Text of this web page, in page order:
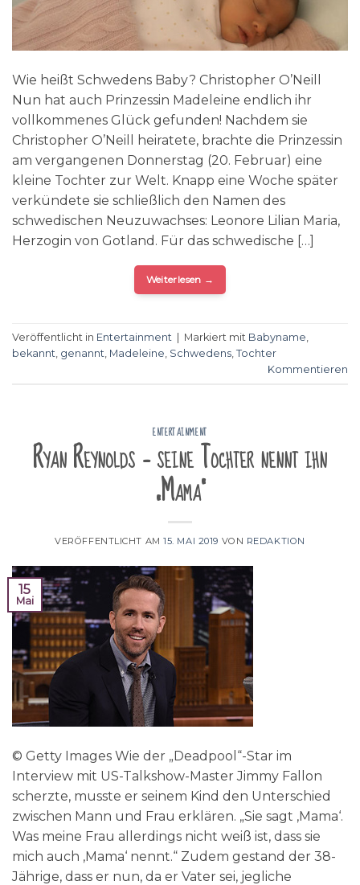
Wie heißt Schwedens Baby? Christopher O’Neill
Nun hat auch Prinzessin Madeleine endlich ihr
vollkommenes Glück gefunden! Nachdem sie
Christopher O’Neill heiratete, brachte die Prinzessin
am vergangenen Donnerstag (20. Februar) eine
kleine Tochter zur Welt. Knapp eine Woche später
verkündete sie schließlich den Namen des
schwedischen Neuzuwachses: Leonore Lilian Maria,
Herzogin von Gotland. Für das schwedische […]
Weiterlesen →
Veröffentlicht in Entertainment | Markiert mit Babyname
bekannt genannt Madeleine Schwedens Tochter
Kommentieren
ENTERTAINMENT
Ryan Reynolds – seine Tochter nennt ihn
„Mama“
VERÖFFENTLICHT AM15. MAI 2019 VON REDAKTION
15
Mai
© Getty Images Wie der „Deadpool“-Star im
Interview mit US-Talkshow-Master Jimmy Fallon
scherzte, musste er seinem Kind den Unterschied
zwischen Mann und Frau erklären. „Sie sagt ‚Mama‘.
Was meine Frau allerdings nicht weiß ist, dass sie
mich auch ‚Mama‘ nennt.“ Zudem gestand der 38-
Jährige, dass er nun, da er Vater sei, jegliche